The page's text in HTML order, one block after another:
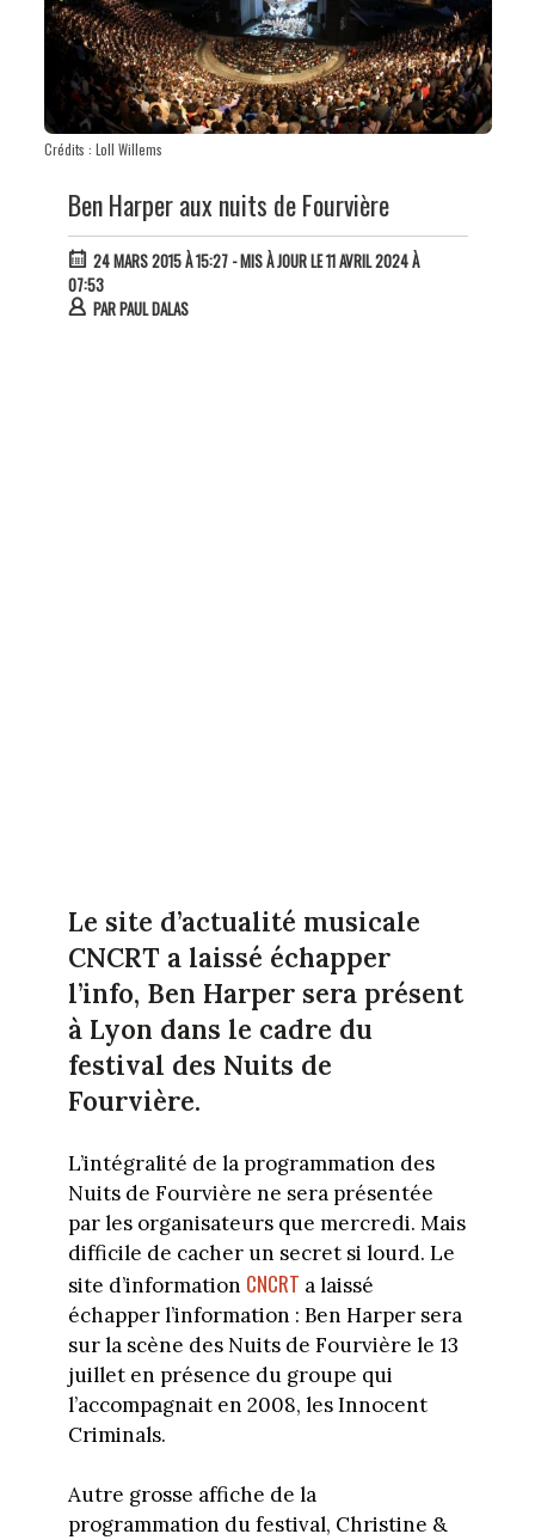
Crédits : Loll Willems
Ben Harper aux nuits de Fourvière
24 MARS 2015 À 15:27- MIS À JOUR LE 11 AVRIL 2024 À
07:53
PARPAUL DALAS
Le site d’actualité musicale
CNCRT a laissé échapper
l’info, Ben Harper sera présent
à Lyon dans le cadre du
festival des Nuits de
Fourvière.
L’intégralité de la programmation des
Nuits de Fourvière ne sera présentée
par les organisateurs que mercredi. Mais
difficile de cacher un secret si lourd. Le
site d’information CNCRT a laissé
échapper l’information : Ben Harper sera
sur la scène des Nuits de Fourvière le 13
juillet en présence du groupe qui
l’accompagnait en 2008, les Innocent
Criminals.
Autre grosse affiche de la
programmation du festival, Christine &